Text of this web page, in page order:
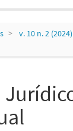
v. 10 n. 2